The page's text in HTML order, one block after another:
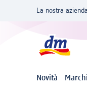
La nostra azienda
Novità Marchi